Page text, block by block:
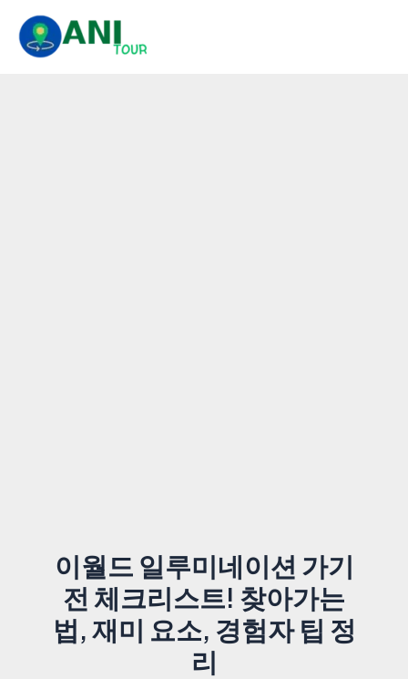
이월드 일루미네이션 가기
전 체크리스트! 찾아가는
법, 재미 요소, 경험자 팁 정
리